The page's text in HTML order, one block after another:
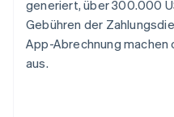
generiert, über 300.000
Gebühren der
App-Abrechnung machen
aus.